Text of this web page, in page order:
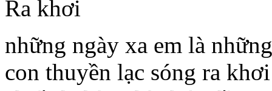
Ra khơi
những ngày xa em là
con thuyền lạc sóng ra khơi